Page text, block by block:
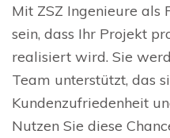
Mit ZSZ Ingenieure als
sein, dass Ihr Projekt
realisiert wird. Sie
Team unterstützt, das
Kundenzufriedenheit
Nutzen Sie diese